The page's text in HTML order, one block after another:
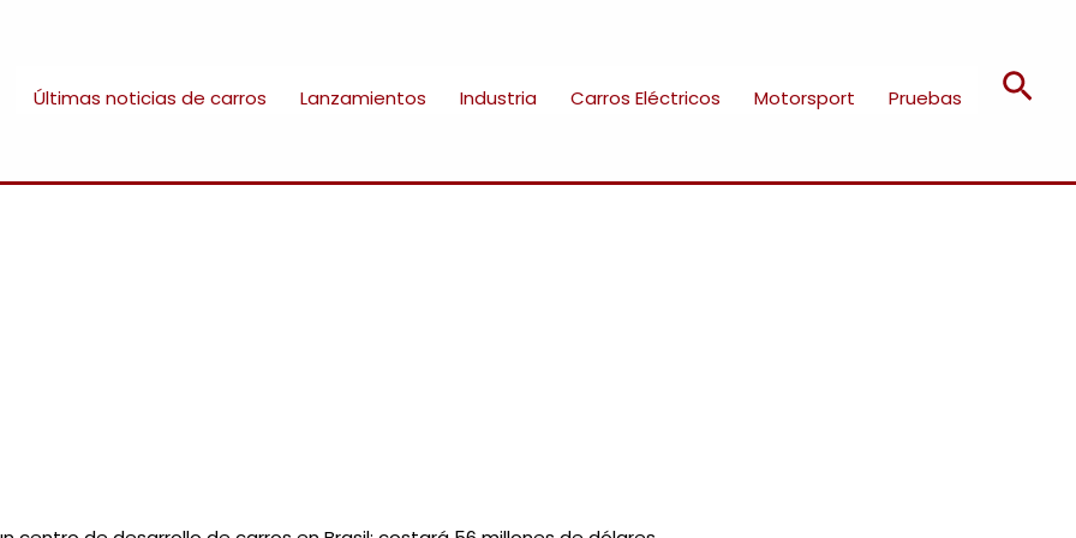
Últimas noticias de carros Lanzamientos Industria Carros Eléctricos Motorsport Pruebas